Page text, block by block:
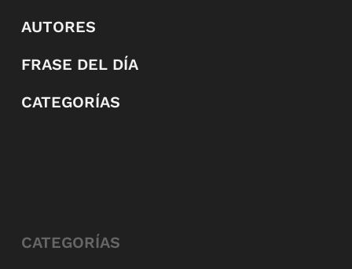
AUTORES
FRASE DEL DÍA
CATEGORÍAS
CATEGORÍAS